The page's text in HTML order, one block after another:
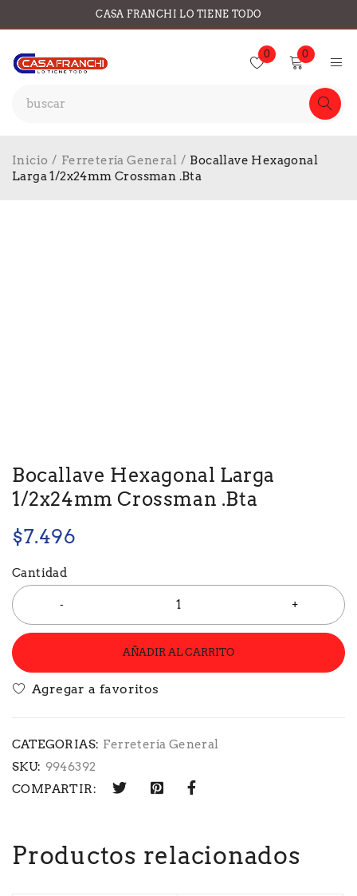
CASA FRANCHI LO TIENE TODO
0 0
Inicio / Ferretería General / Bocallave Hexagonal
Larga 1/2x24mm Crossman .Bta
Bocallave Hexagonal Larga
1/2x24mm Crossman .Bta
$7.496
Cantidad
AÑADIR AL CARRITO
CATEGORIAS: Ferretería General
SKU: 9946392
COMPARTIR:
Productos relacionados